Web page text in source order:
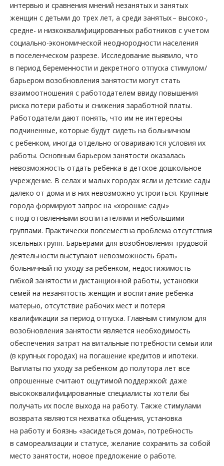
интервью и сравнения мнений незанятых и занятых
женщин с детьми до трех лет, а среди занятых – высоко-,
средне- и низкоквалифицированных работников с учетом
социально-экономической неоднородности населения
в поселенческом разрезе. Исследование выявило, что
в период беременности и декретного отпуска стимулом /
барьером возобновления занятости могут стать
взаимоотношения с работодателем ввиду повышения
риска потери работы и снижения заработной платы.
Работодатели дают понять, что им не интересны
подчиненные, которые будут сидеть на больничном
с ребенком, иногда отдельно оговариваются условия их
работы. Основным барьером занятости оказалась
невозможность отдать ребенка в детское дошкольное
учреждение. В селах и малых городах ясли и детские сады
далеко от дома и в них невозможно устроиться. Крупные
города формируют запрос на «хорошие сады»
с подготовленными воспитателями и небольшими
группами. Практически повсеместна проблема отсутствия
ясельных групп. Барьерами для возобновления трудовой
деятельности выступают невозможность брать
больничный по уходу за ребенком, недостижимость
гибкой занятости и дистанционной работы, установки
семей на незанятость женщин и воспитание ребенка
матерью, отсутствие рабочих мест и потеря
квалификации за период отпуска. Главным стимулом для
возобновления занятости является необходимость
обеспечения затрат на витальные потребности семьи или
(в крупных городах) на погашение кредитов и ипотеки.
Выплаты по уходу за ребенком до полутора лет все
опрошенные считают ощутимой поддержкой: даже
высококвалифицированные специалисты хотели бы
получать их после выхода на работу. Также стимулами
возврата являются нехватка общения, установка
на работу и боязнь «засидеться дома», потребность
в самореализации и статусе, желание сохранить за собой
место занятости, новое предложение о работе.